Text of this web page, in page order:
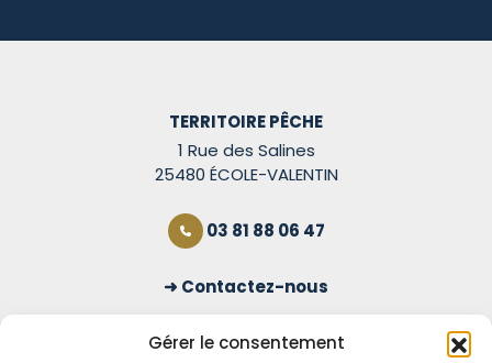
Gérer le consentement
TERRITOIRE PÊCHE
1 Rue des Salines
25480 ÉCOLE-VALENTIN
03 81 88 06 47
Contactez-nous
S'inscrire à la newsletter